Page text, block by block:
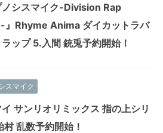
ノシスマイク-Division Rap
』Rhyme Anima ダイカットラバ
ップ 5.入間 銃兎予約開始！
スマイク
イ サンリオリミックス 指の上シリ
村 乱数予約開始！